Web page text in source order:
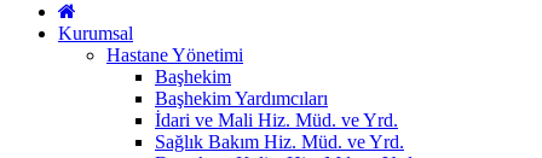
Kurumsal
Hastane Yönetimi
Başhekim
Başhekim Yardımcıları
İdari ve Mali Hiz. Müd. ve Yrd.
Sağlık Bakım Hiz. Müd. ve Yrd.